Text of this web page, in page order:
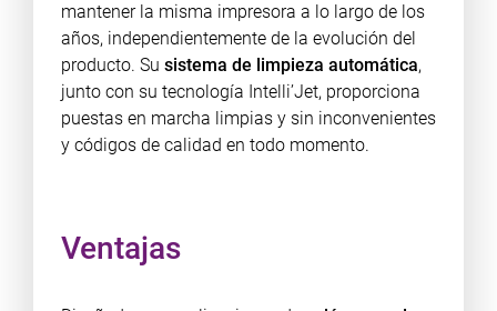
mantener la misma impresora a lo largo de los
años, independientemente de la evolución del
producto. Su sistema de limpieza automática,
junto con su tecnología Intelli’Jet, proporciona
puestas en marcha limpias y sin inconvenientes
y códigos de calidad en todo momento.
Ventajas